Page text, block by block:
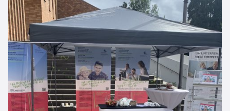
WILLKOMMEN
ÜBER UNS
LEISTUNGEN
NEWS
ENGAGEMENT